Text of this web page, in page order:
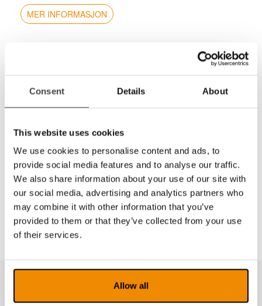
Consent Details About
This website uses cookies
We use cookies to personalise content and ads, to
provide social media features and to analyse our traffic.
We also share information about your use of our site with
our social media, advertising and analytics partners who
may combine it with other information that you’ve
provided to them or that they’ve collected from your use
of their services.
Allow all
MER INFORMASJON
en egen filterbrille til bruk ved arbeid foran en skjerm,
slik som data eller TV. Filteret fjerner de sjenerende
delene av lyset fra en monitor uten å forvrenge farger
kan være. Filteret gir også muligheten for å integrere
nødvendig korreksjon for avstand til skjerm. Dette vil
for mange bety betydelig forbedret komfort og
utholdenhet I arbeidet.
Disse glassene kan fåes med forskjellig fargemetning
fra 10-35% farge.